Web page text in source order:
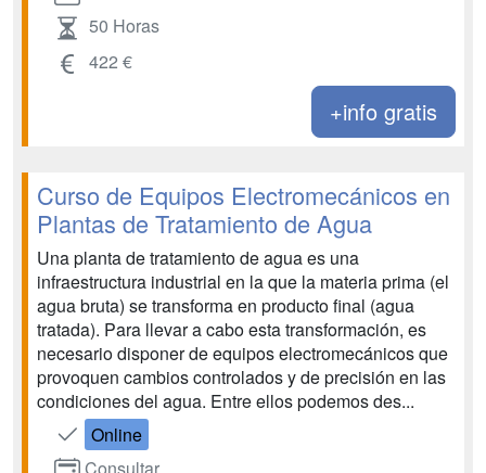
50 Horas
422 €
+info gratis
Curso de Equipos Electromecánicos en
Plantas de Tratamiento de Agua
Una planta de tratamiento de agua es una
infraestructura industrial en la que la materia prima (el
agua bruta) se transforma en producto final (agua
tratada). Para llevar a cabo esta transformación, es
necesario disponer de equipos electromecánicos que
provoquen cambios controlados y de precisión en las
condiciones del agua. Entre ellos podemos des...
Online
Consultar